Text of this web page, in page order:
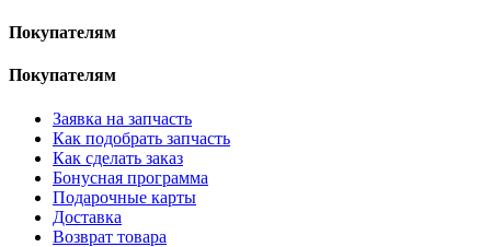
Покупателям
Покупателям
Заявка на запчасть
Как подобрать запчасть
Как сделать заказ
Бонусная программа
Подарочные карты
Доставка
Возврат товара